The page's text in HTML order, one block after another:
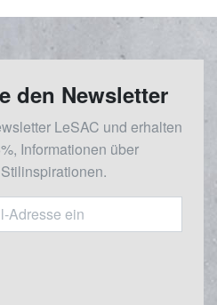
den Newsletter
LeSAC und erhalten
Informationen über